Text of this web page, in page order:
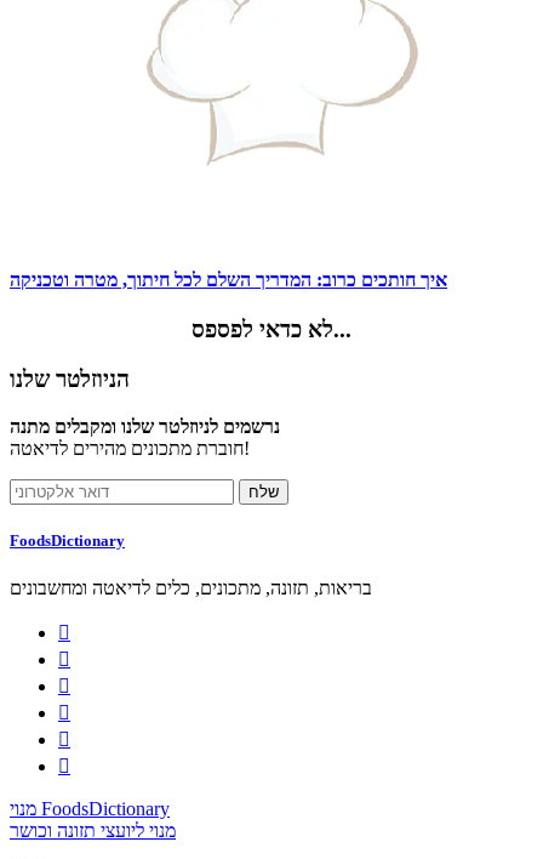
איך חותכים כרוב: המדריך השלם לכל חיתוך, מטרה וטכניקה
לא כדאי לפספס...
הניוזלטר שלנו
נרשמים לניוזלטר שלנו ומקבלים מתנה
חוברת מתכונים מהירים לדיאטה!
FoodsDictionary
בריאות, תזונה, מתכונים, כלים לדיאטה ומחשבונים






מנוי FoodsDictionary
מנוי ליועצי תזונה וכושר